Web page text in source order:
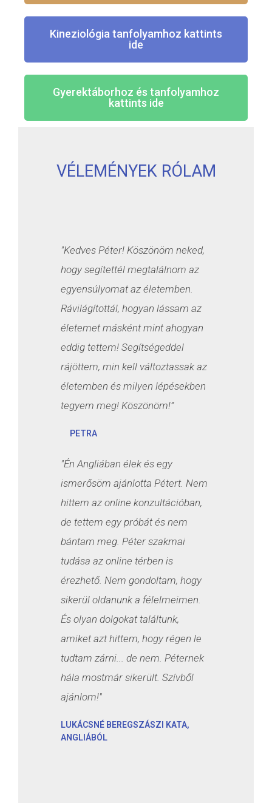
Kineziológia tanfolyamhoz kattints
ide
Gyerektáborhoz és tanfolyamhoz
kattints ide
VÉLEMÉNYEK RÓLAM
"Kedves Péter! Köszönöm neked,
hogy segítettél megtalálnom az
egyensúlyomat az életemben.
Rávilágítottál, hogyan lássam az
életemet másként mint ahogyan
eddig tettem! Segítségeddel
rájöttem, min kell változtassak az
életemben és milyen lépésekben
tegyem meg! Köszönöm!”
PETRA
"Én Angliában élek és egy
ismerősöm ajánlotta Pétert. Nem
hittem az online konzultációban,
de tettem egy próbát és nem
bántam meg. Péter szakmai
tudása az online térben is
érezhető. Nem gondoltam, hogy
sikerül oldanunk a félelmeimen.
És olyan dolgokat találtunk,
amiket azt hittem, hogy régen le
tudtam zárni... de nem. Péternek
hála mostmár sikerült. Szívből
ajánlom!"
LUKÁCSNÉ BEREGSZÁSZI KATA,
ANGLIÁBÓL